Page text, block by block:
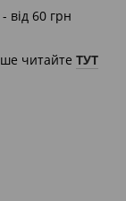
від 60 грн
читайте ТУТ